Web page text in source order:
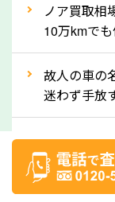
産車は高く買
なら廃車の車
拒否となった
ずに愛知県の
でも高価買取
はWebで簡単
実際の買取実
ノア買取相
10万kmで
故人の車の
迷わず手放
ハリアー買
叩かれずに